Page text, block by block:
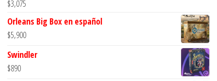
$3,075
Orleans Big Box en español
$5,900
Swindler
$890